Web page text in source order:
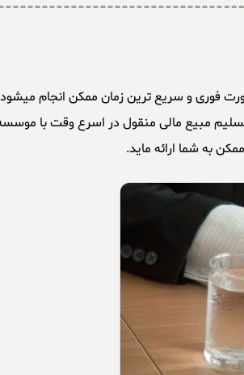
فوری و سریع ترین زمان ممکن انجام
تسلیم مبیع مالی منقول در اسرع وقت با
به شما ارائه ماید.